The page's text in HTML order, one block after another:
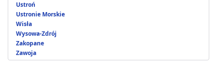
Ustroń
Ustronie Morskie
Wisła
Wysowa-Zdrój
Zakopane
Zawoja